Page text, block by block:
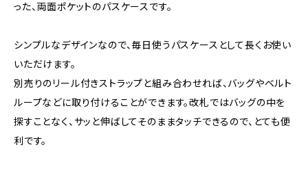
った、両面ポケットのパスケースです。
シンプルなデザインなので、毎日使うパスケースとして長くお使い
いただけます。
別売りのリール付きストラップと組み合わせれば、バッグやベルト
ループなどに取り付けることができます。改札ではバッグの中を
探すことなく、サッと伸ばしてそのままタッチできるので、とても便
利です。